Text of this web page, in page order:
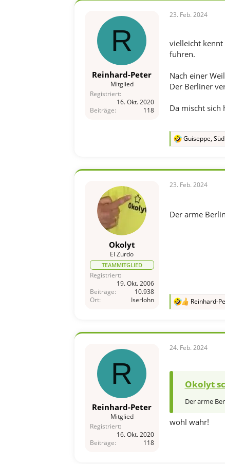
R
Reinhard-Peter
Mitglied
Registriert
16. Okt. 2020
Beiträge
118
23. Feb. 2024
vielleicht kennt
fuhren.
Nach einer
Der Berliner
Da mischt sich
R
i
n
Guiseppe,
Okolyt
El Zurdo
TEAMMITGLIED
Registriert
19. Okt. 2006
Beiträge
10.938
Ort
Iserlohn
23. Feb. 2024
Der arme
R
i
e
Reinhard-
R
Reinhard-Peter
Mitglied
Registriert
16. Okt. 2020
Beiträge
118
24. Feb. 2024
Okolyt
Der arme
wohl wahr!